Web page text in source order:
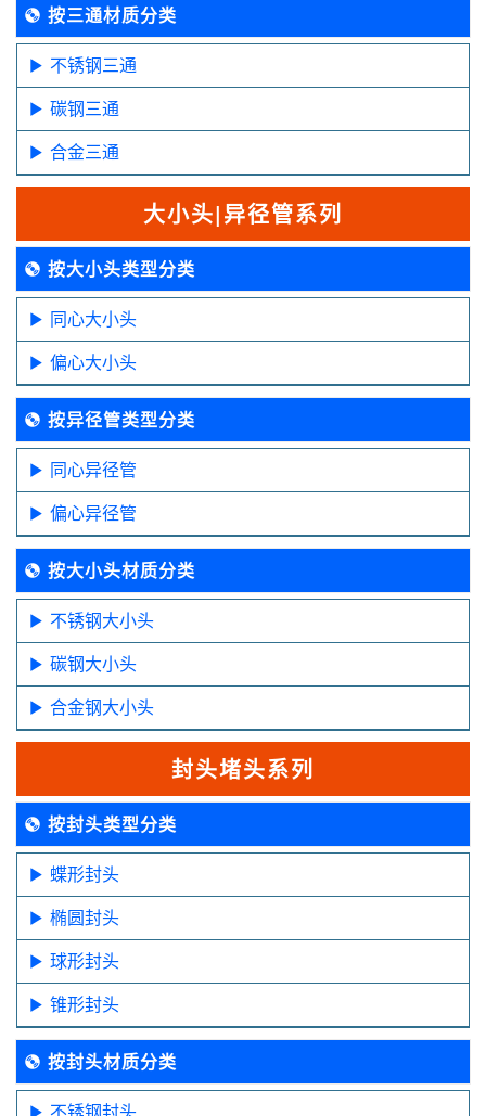
按三通材质分类
不锈钢三通
碳钢三通
合金三通
大小头|异径管系列
按大小头类型分类
同心大小头
偏心大小头
按异径管类型分类
同心异径管
偏心异径管
按大小头材质分类
不锈钢大小头
碳钢大小头
合金钢大小头
封头堵头系列
按封头类型分类
蝶形封头
椭圆封头
球形封头
锥形封头
按封头材质分类
不锈钢封头